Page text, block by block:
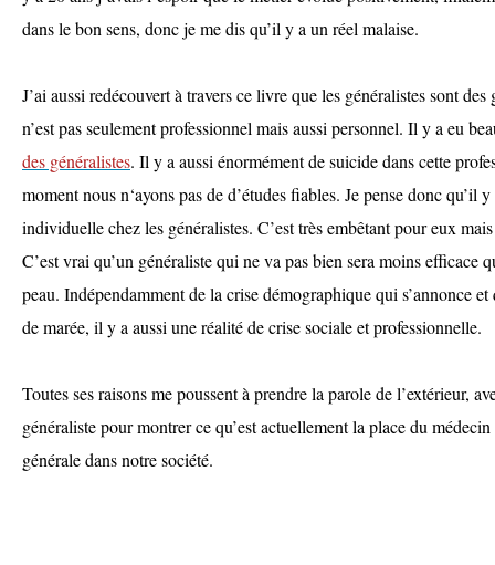
dans le bon sens, donc je me dis qu’il y a un réel malaise.
J’ai aussi redécouvert à travers ce livre que les généralistes sont
n’est pas seulement professionnel mais aussi personnel. Il y a eu
des généralistes. Il y a aussi énormément de suicide dans cette
moment nous n‘ayons pas de d’études fiables. Je pense donc qu’il
individuelle chez les généralistes. C’est très embêtant pour eux
C’est vrai qu’un généraliste qui ne va pas bien sera moins efficace
peau. Indépendamment de la crise démographique qui s’annonce
de marée, il y a aussi une réalité de crise sociale et professionnelle.
Toutes ses raisons me poussent à prendre la parole de l’extérieur,
généraliste pour montrer ce qu’est actuellement la place du
générale dans notre société.